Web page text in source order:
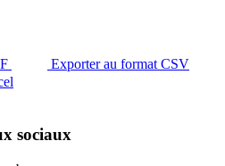
Exporter au format CSV
sociaux